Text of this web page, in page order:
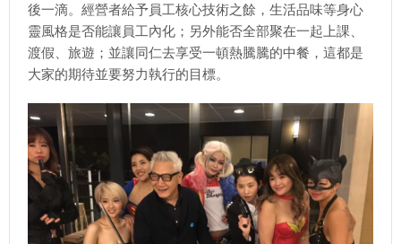
後一滴。經營者給予員工核心技術之餘，生活品味等身心
靈風格是否能讓員工內化；另外能否全部聚在一起上課、
渡假、旅遊；並讓同仁去享受一頓熱騰騰的中餐，這都是
大家的期待並要努力執行的目標。